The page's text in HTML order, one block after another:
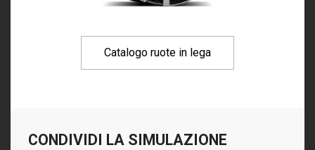
Catalogo ruote in lega
CONDIVIDI LA SIMULAZIONE